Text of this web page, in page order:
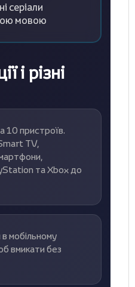
серіали
мовою
і різні
10 пристроїв.
TV,
та Xbox до
мобільному
вмикати без